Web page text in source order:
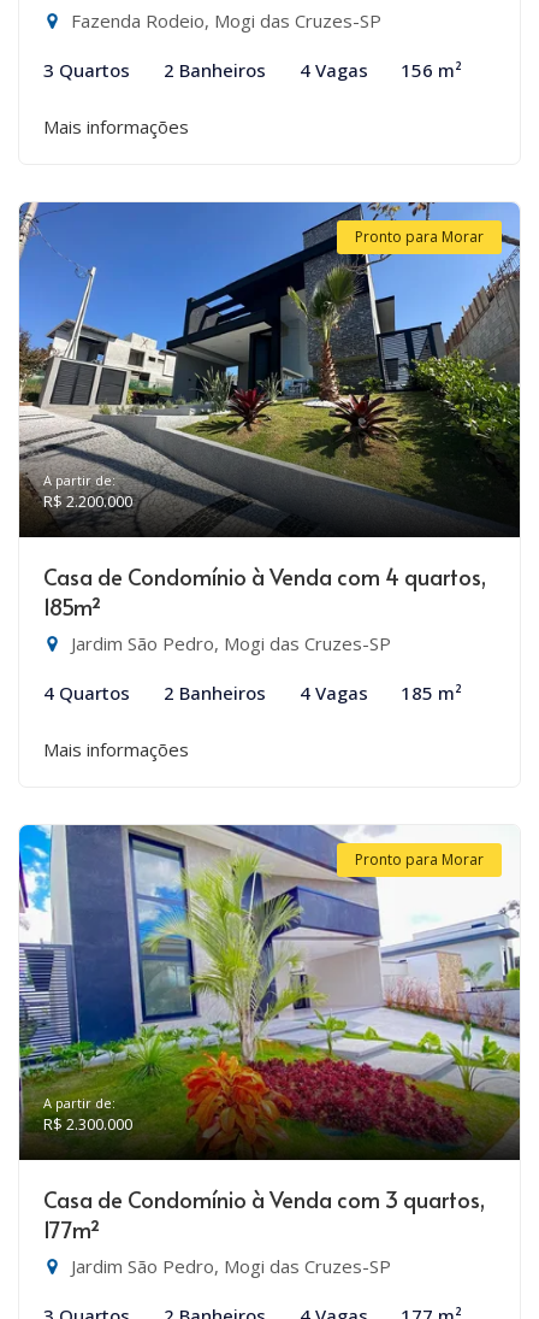
Fazenda Rodeio, Mogi das Cruzes-SP
3 Quartos 2 Banheiros 4 Vagas 156 m²
Mais informações
Pronto para Morar
A partir de:
R$ 2.200.000
Casa de Condomínio à Venda com 4 quartos,
185m²
Jardim São Pedro, Mogi das Cruzes-SP
4 Quartos 2 Banheiros 4 Vagas 185 m²
Mais informações
Pronto para Morar
A partir de:
R$ 2.300.000
Casa de Condomínio à Venda com 3 quartos,
177m²
Jardim São Pedro, Mogi das Cruzes-SP